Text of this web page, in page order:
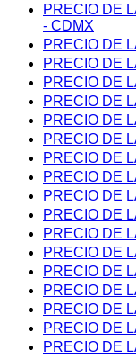
PRECIO DE
- CDMX
PRECIO DE
PRECIO DE
PRECIO DE
PRECIO DE
PRECIO DE
PRECIO DE
PRECIO DE
PRECIO DE
PRECIO DE
PRECIO DE
PRECIO DE
PRECIO DE
PRECIO DE
PRECIO DE
PRECIO DE
PRECIO DE
PRECIO DE